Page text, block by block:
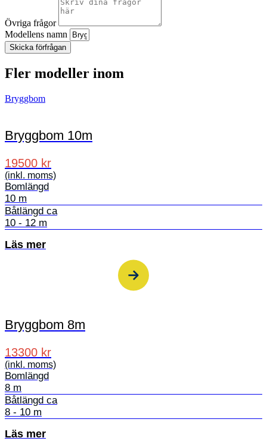
Övriga frågor
Modellens namn
Skicka förfrågan
Fler modeller inom
Bryggbom
Bryggbom 10m
19500 kr
(inkl. moms)
Bomlängd
10 m
Båtlängd ca
10 - 12 m
Läs mer
Bryggbom 8m
13300 kr
(inkl. moms)
Bomlängd
8 m
Båtlängd ca
8 - 10 m
Läs mer